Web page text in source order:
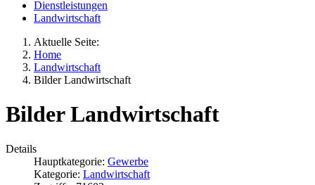
Dienstleistungen
Landwirtschaft
Aktuelle Seite:
Home
Landwirtschaft
Bilder Landwirtschaft
Bilder Landwirtschaft
Details
Hauptkategorie: Gewerbe
Kategorie: Landwirtschaft